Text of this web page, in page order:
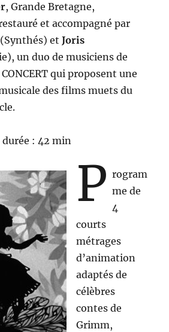
, Grande Bretagne,
et accompagné par
(Synthés) etJoris
un duo de musiciens de
qui proposent une
des films muets du
durée : 42 min
P rogram
me de
4
courts
métrages
d’animation
adaptés de
célèbres
contes de
Grimm,